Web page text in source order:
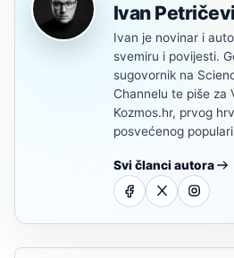
Ivan
Ivan je novinar i
svemiru i povijesti.
sugovornik na
Channelu te piše za
Kozmos.hr, prvog
posvećenog
Svi članci autora